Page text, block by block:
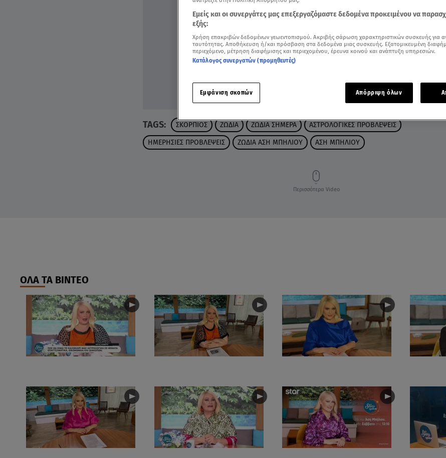
TAGS: ΣΚΟΡΠΙΟΣ ΖΩΔΙΑ ΖΩΔΙΑ ΣΗΜΕΡΑ ΑΣΤΡΟΛΟΓΙΚΕΣ ΠΡΟΒΛΕΨΕΙΣ
ΗΜΕΡΗΣΙΕΣ ΠΡΟΒΛΕΨΕΙΣ ΖΩΔΙΑ ΑΣΗ ΜΠΗΛΙΟΥ ΑΣΗ ΜΠΗΛΙΟΥ
Περισσότερα Video
ΟΛΑ ΤΑ ΒΙΝΤΕΟ
Εμείς και οι συνεργάτες μας επεξεργαζόμαστε δεδομένα προκειμένου να
εξής:
Χρήση επακριβών δεδομένων γεωεντοπισμού. Ακριβής σάρωση χαρακτηριστικών συσκευής για
ταυτότητας. Αποθήκευση ή/και πρόσβαση στα δεδομένα μιας συσκευής. Εξατομικευμένη
περιεχόμενο, μέτρηση διαφήμισης και περιεχομένου, έρευνα κοινού και ανάπτυξη υπηρεσιών.
Κατάλογος συνεργατών (προμηθευτές)
Εμφάνιση σκοπών Απόρριψη όλων